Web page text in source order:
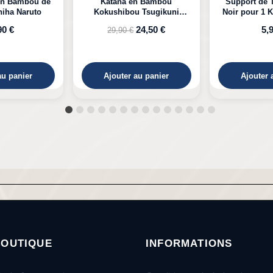
Tsugikuni
€
panier
Noir pour 1 Katana à Poser
5,99 €
Ajouter au panier
Kyojuro
Ajouter
INFORMATIONS